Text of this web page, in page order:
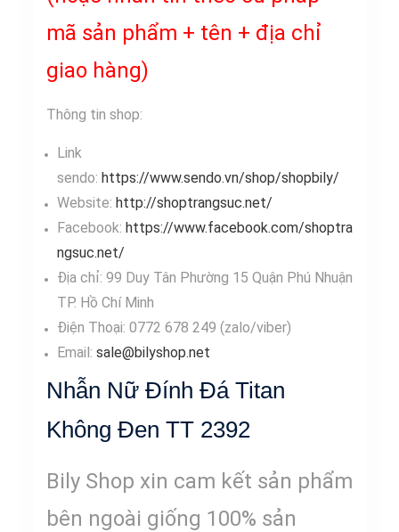
mã sản phẩm + tên + địa chỉ
giao hàng)
Thông tin shop:
Link
sendo: https://www.sendo.vn/shop/shopbily/
Website: http://shoptrangsuc.net/
Facebook: https://www.facebook.com/shoptra
ngsuc.net/
Địa chỉ: 99 Duy Tân Phường 15 Quận Phú Nhuận
TP. Hồ Chí Minh
Điện Thoại: 0772 678 249 (zalo/viber)
Email: sale@bilyshop.net
Nhẫn Nữ Đính Đá Titan
Không Đen TT 2392
Bily Shop xin cam kết sản phẩm
bên ngoài giống 100% sản